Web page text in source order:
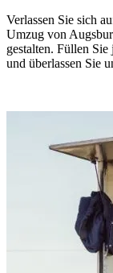
Verlassen Sie sich
Umzug von
gestalten. Füllen
und überlassen Sie